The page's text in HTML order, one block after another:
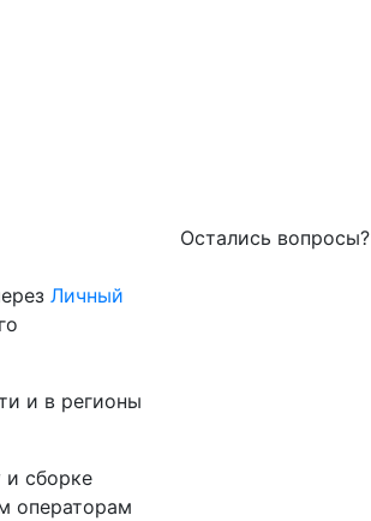
Остались вопросы?
Личный
и в регионы
и сборке
операторам